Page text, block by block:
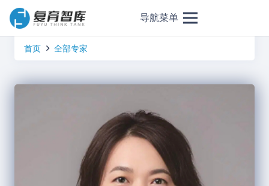
导航菜单
首页 全部专家